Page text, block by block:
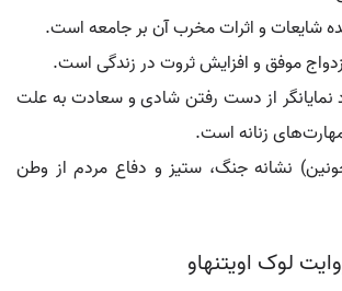
شایعات و اثرات مخرب آن بر جامعه است.
موفق و افزایش ثروت در زندگی است.
نمایانگر از دست رفتن شادی و سعادت به علت
زنانه است.
نشانه جنگ، ستیز و دفاع مردم از وطن
لوک اویتنهاو